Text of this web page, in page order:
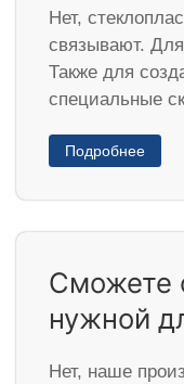
Нет,
связывают. Для
Также для
специальные
Подробнее
Сможете
нужной
Нет, наше